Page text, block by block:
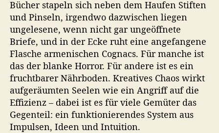
i
n
b
s
s
c
h
e
n
U
n
Bücher stapeln sich neben dem Haufen Stiften
und Pinseln, irgendwo dazwischen liegen
ungelesene, wenn nicht gar ungeöffnete
Briefe, und in der Ecke ruht eine angefangene
Flasche armenischen Cognacs. Für manche ist
das der blanke Horror. Für andere ist es ein
fruchtbarer Nährboden. Kreatives Chaos wirkt
aufgeräumten Seelen wie ein Angriff auf die
Effizienz – dabei ist es für viele Gemüter das
Gegenteil: ein funktionierendes System aus
Impulsen, Ideen und Intuition.